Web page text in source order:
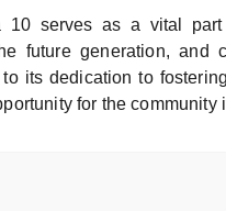
10 serves as a vital
future generation, and
its dedication to
for the community